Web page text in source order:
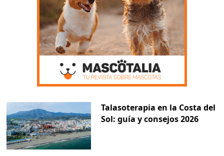
Talasoterapia en la Costa del
Sol: guía y consejos 2026